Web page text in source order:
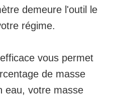
demeure l'outil le
régime.
vous permet
de masse
eau, votre masse